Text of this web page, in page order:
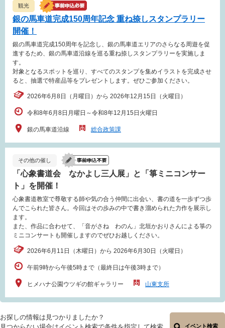
観光
銀の馬車道完成150周年記念 重ね捺しスタンプラリー
開催！
銀の馬車道完成150周年を記念し、銀の馬車道エリアのさらなる周遊を促
進するため、銀の馬車道沿線を巡る重ね捺しスタンプラリーを実施しま
す。
対象となるスポットを巡り、すべてのスタンプを集めイラストを完成させ
ると、抽選で特産品等をプレゼントします。ぜひご参加ください。
2026年6月8日（月曜日）から 2026年12月15日（火曜日）
令和8年6月8日月曜日～令和8年12月15日火曜日
銀の馬車道沿線 総合政策課
その他の催し
「心象書道会 なかよし三人展」と「箏ミニコンサー
ト」を開催！
心象書道教室で尊敬する師や気の合う仲間に出会い、書の道を一歩ずつ歩
んでこられた皆さん。今回はその歩みの中で書き溜められた力作を展示し
ます。
また、作品に合わせて、「音がさね わのん」北垣かおりさんによる箏の
ミニコンサートも開催しますのでぜひお越しください。
2026年6月11日（木曜日）から 2026年6月30日（火曜日）
午前9時から午後5時まで（最終日は午後3時まで）
ヒメハナ公園ウツギの館ギャラリー 山東支所
お探しの情報は見つかりましたか？
イベント検索